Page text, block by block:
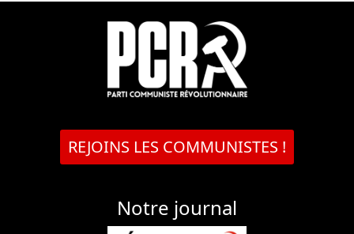
REJOINS LES COMMUNISTES !
Notre journal